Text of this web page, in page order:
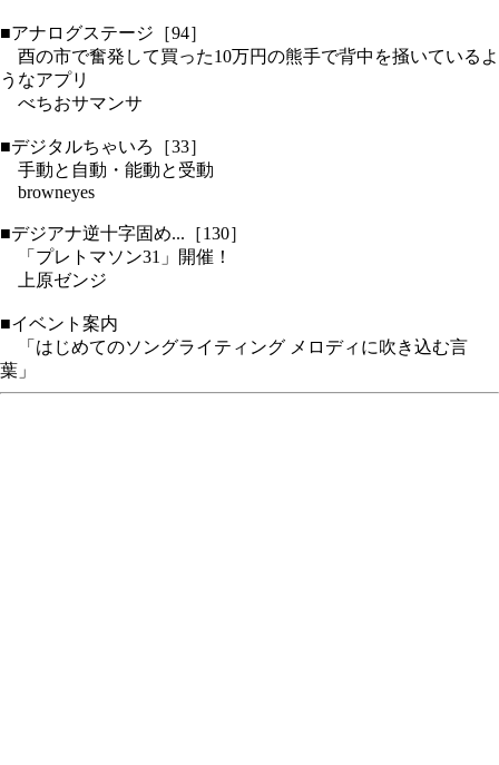
■アナログステージ［94］
酉の市で奮発して買った10万円の熊手で背中を掻いているよ
うなアプリ
べちおサマンサ
■デジタルちゃいろ［33］
手動と自動・能動と受動
browneyes
■デジアナ逆十字固め...［130］
「プレトマソン31」開催！
上原ゼンジ
■イベント案内
「はじめてのソングライティング メロディに吹き込む言
葉」